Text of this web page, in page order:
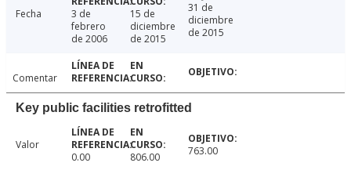
Fecha
3 de
febrero
de 2006
15 de
diciembre
de 2015
31 de
diciembre
de 2015
Comentar
Key public facilities retrofitted
Valor
0.00
806.00 763.00